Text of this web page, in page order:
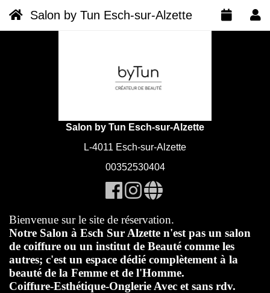
Salon by Tun Esch-sur-Alzette
L-4011 Esch-sur-Alzette
00352530404
Bienvenue sur le site de réservation.
Notre Salon à Esch Sur Alzette n'est pas un salon
de coiffure ou un institut de Beauté comme les
autres; c'est un espace dédié complètement à la
beauté de la Femme et de l'Homme.
Coiffure-Esthétique-Onglerie Avec et sans rdv. ​
Salon by Tun Esch-sur-Alzette